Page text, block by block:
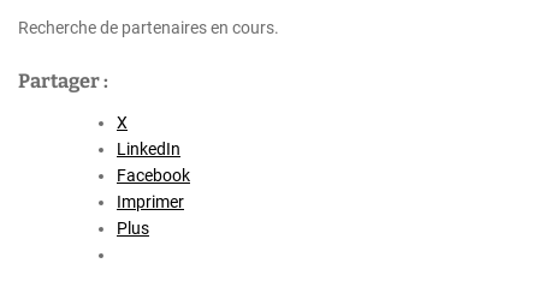
Recherche de partenaires en cours.
Partager :
X
LinkedIn
Facebook
Imprimer
Plus